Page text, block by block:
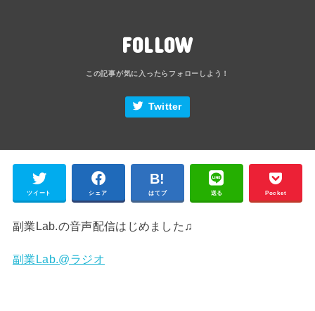
FOLLOW
Twitter
ツイート シェア はてブ 送る Pocket
副業Lab.の音声配信はじめました♫
副業Lab.@ラジオ